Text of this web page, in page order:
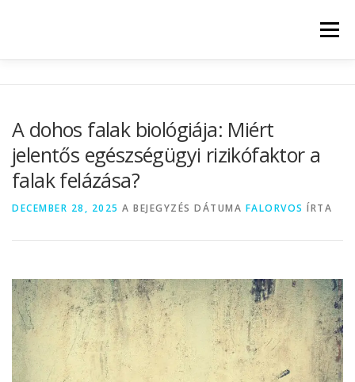
Menü
SZOLGÁLTATÁSI TERÜLET ÁRAK
A dohos falak biológiája: Miért
jelentős egészségügyi rizikófaktor a
falak felázása?
DECEMBER 28, 2025 A BEJEGYZÉS DÁTUMA FALORVOS ÍRTA